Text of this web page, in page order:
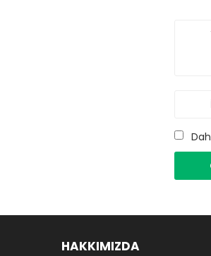
HAKKIMIZDA